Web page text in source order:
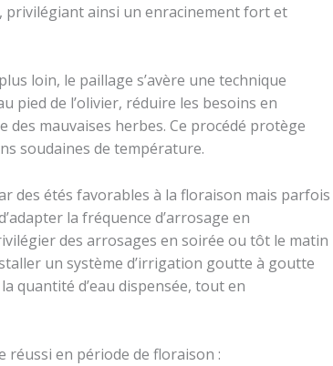
privilégiant ainsi un enracinement fort et
loin, le paillage s’avère une technique
pied de l’olivier, réduire les besoins en
mauvaises herbes. Ce procédé protège
soudaines de température.
des étés favorables à la floraison mais parfois
la fréquence d’arrosage en
des arrosages en soirée ou tôt le matin
un système d’irrigation goutte à goutte
quantité d’eau dispensée, tout en
réussi en période de floraison :